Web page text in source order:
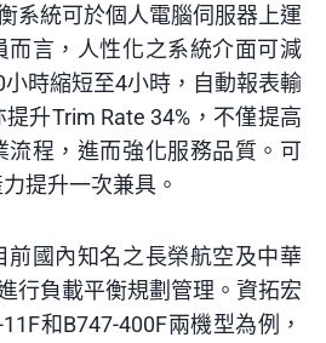
系統可於個人電腦伺服器上運
而言，人性化之系統介面可減
時縮短至4小時，自動報表輸
升Trim Rate 34%，不僅提高
流程，進而強化服務品質。可
提升一次兼具。
前國內知名之長榮航空及中華
行負載平衡規劃管理。資拓宏
和B747-400F兩機型為例，